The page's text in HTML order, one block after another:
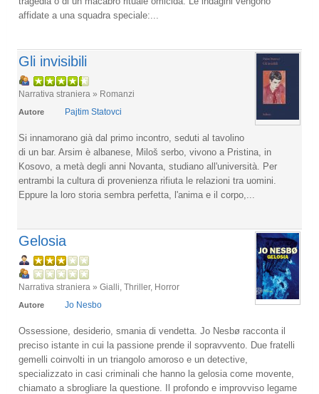
affidate a una squadra speciale:...
Gli invisibili
Narrativa straniera » Romanzi
Autore Pajtim Statovci
Si innamorano già dal primo incontro, seduti al tavolino
di un bar. Arsim è albanese, Miloš serbo, vivono a Pristina, in
Kosovo, a metà degli anni Novanta, studiano all'università. Per
entrambi la cultura di provenienza rifiuta le relazioni tra uomini.
Eppure la loro storia sembra perfetta, l'anima e il corpo,...
Gelosia
Narrativa straniera » Gialli, Thriller, Horror
Autore Jo Nesbo
Ossessione, desiderio, smania di vendetta. Jo Nesbø racconta il
preciso istante in cui la passione prende il sopravvento. Due fratelli
gemelli coinvolti in un triangolo amoroso e un detective,
specializzato in casi criminali che hanno la gelosia come movente,
chiamato a sbrogliare la questione. Il profondo e improvviso legame